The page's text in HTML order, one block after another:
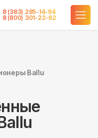
8 (383) 285-14-94
8 (800) 301-22-62
Ballu